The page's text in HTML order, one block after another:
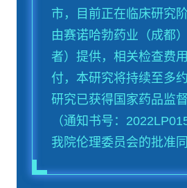
市，目前正在临床研究
由赛诺哈勃药业（成都
者）提供，相关检查费
付，本研究将持续至多
研究已获得国家药品监
（通知书号：
我院伦理委员会的批准同